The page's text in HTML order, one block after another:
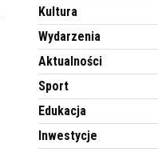
Kultura
Wydarzenia
Aktualności
Sport
Edukacja
Inwestycje